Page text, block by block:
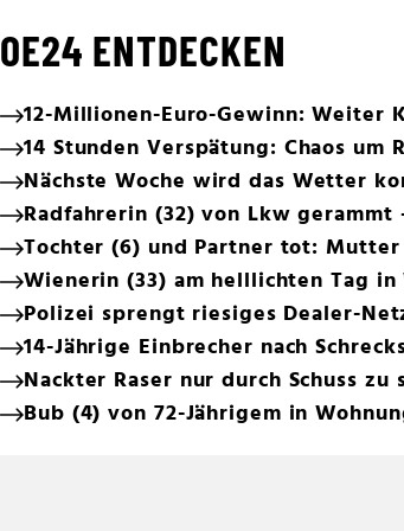
OE24 ENTDECKEN
12-Millionen-Euro-Gewinn: Weiter
14 Stunden Verspätung: Chaos um
Nächste Woche wird das Wetter
Radfahrerin (32) von Lkw
Tochter (6) und Partner tot:
Wienerin (33) am helllichten Tag
Polizei sprengt riesiges Dealer-
14-Jährige Einbrecher nach
Nackter Raser nur durch Schuss zu
Bub (4) von 72-Jährigem in